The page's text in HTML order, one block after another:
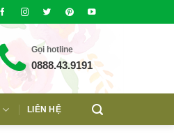
Gọi hotline
0888.43.9191
LIÊN HỆ